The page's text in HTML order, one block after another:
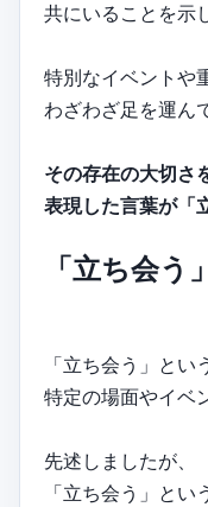
共にいることを示
特別なイベントや
わざわざ足を運ん
その存在の大切さ
表現した言葉が「
「立ち会う
「立ち会う」とい
特定の場面やイベ
先述しましたが、
「立ち会う」とい